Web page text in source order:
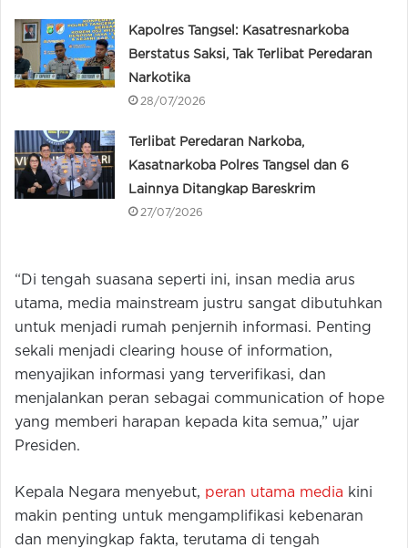
Kapolres Tangsel: Kasatresnarkoba
Berstatus Saksi, Tak Terlibat Peredaran
Narkotika
28/07/2026
Terlibat Peredaran Narkoba,
Kasatnarkoba Polres Tangsel dan 6
Lainnya Ditangkap Bareskrim
27/07/2026
“Di tengah suasana seperti ini, insan media arus
utama, media mainstream justru sangat dibutuhkan
untuk menjadi rumah penjernih informasi. Penting
sekali menjadi clearing house of information,
menyajikan informasi yang terverifikasi, dan
menjalankan peran sebagai communication of hope
yang memberi harapan kepada kita semua,” ujar
Presiden.
Kepala Negara menyebut, peran utama media kini
makin penting untuk mengamplifikasi kebenaran
dan menyingkap fakta, terutama di tengah